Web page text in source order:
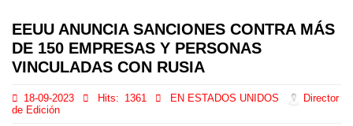
EEUU ANUNCIA SANCIONES CONTRA MÁS
DE 150 EMPRESAS Y PERSONAS
VINCULADAS CON RUSIA
18-09-2023 Hits: 1361 EN ESTADOS UNIDOS
Director
de Edición